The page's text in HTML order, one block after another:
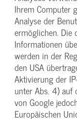
Ihrem Computer
Analyse der
ermöglichen. Die
Informationen
werden in der
den USA
Aktivierung der
unter Abs. 4) auf
von Google
Europäischen